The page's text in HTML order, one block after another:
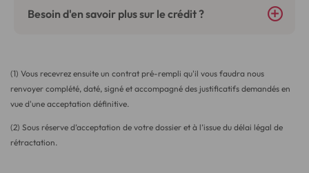
Besoin d'en savoir plus sur le crédit ?
(1) Vous recevrez ensuite un contrat pré-rempli qu'il vous faudra nous
renvoyer complété, daté, signé et accompagné des justificatifs demandés en
vue d'une acceptation définitive.
(2) Sous réserve d’acceptation de votre dossier et à l’issue du délai légal de
rétractation.